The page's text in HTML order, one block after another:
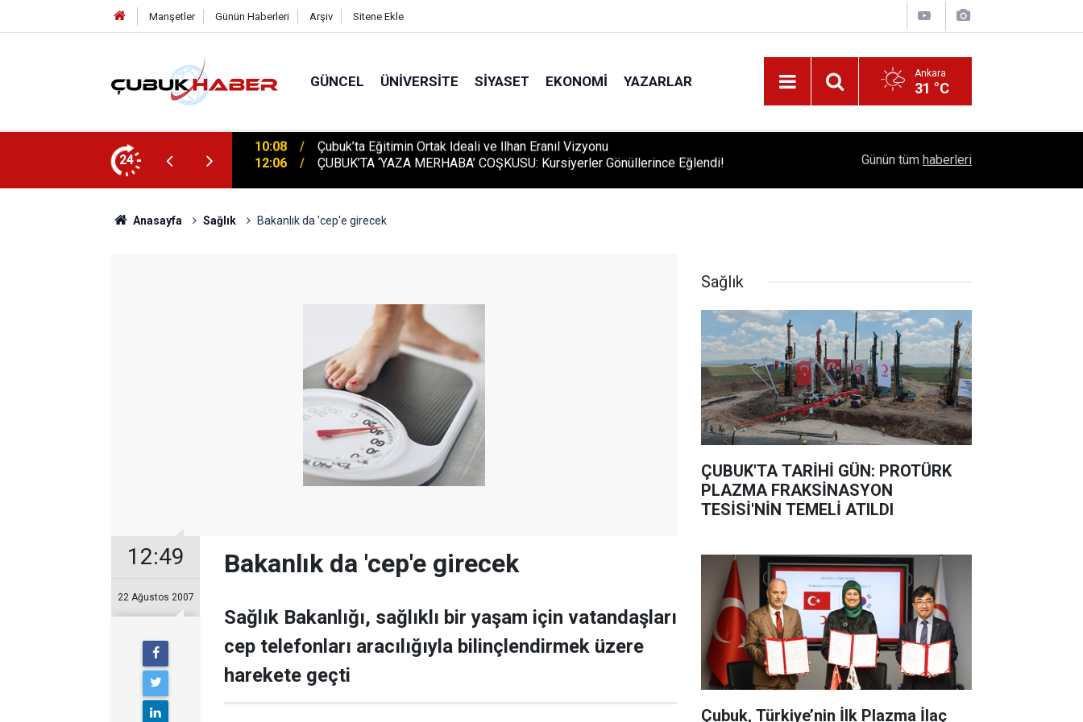
Manşetler Günün Haberleri Arşiv Sitene Ekle
GÜNCEL ÜNIVERSITE SIYASET EKONOMI YAZARLAR Ankara
31 °C
24
Eranıl Vizyonu 12:06 ÇUBUK’TA ‘YAZA MERHABA’ COŞKUSU: Kursiyerler Gönüllerince Eğlendi! 1504 Kep, Tek Bir Hedef: Bilim Kenti Çubuk
Günün tüm haberleri
Anasayfa Sağlık Bakanlık da 'cep'e girecek
12:49
22 Ağustos 2007
Bakanlık da 'cep'e girecek
Sağlık Bakanlığı, sağlıklı bir yaşam için vatandaşları
cep telefonları aracılığıyla bilinçlendirmek üzere
harekete geçti
Sağlık
ÇUBUK'TA TARİHİ GÜN: PROTÜRK
PLAZMA FRAKSİNASYON
TESİSİ'NİN TEMELİ ATILDI
Çubuk, Türkiye’nin İlk Plazma İlaç